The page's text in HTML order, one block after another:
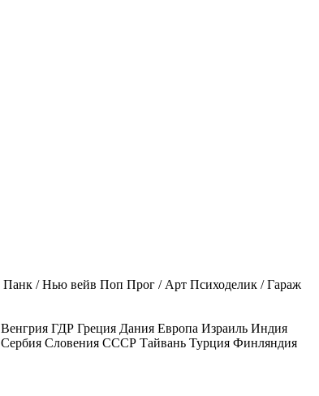
Панк / Нью вейв Поп Прог / Арт Психоделик / Гараж
Венгрия ГДР Греция Дания Европа Израиль Индия
Сербия Словения СССР Тайвань Турция Финляндия